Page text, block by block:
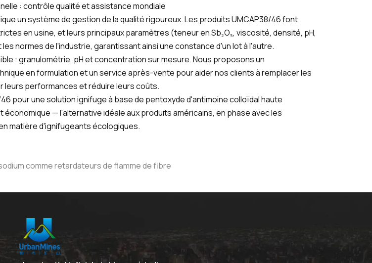
: contrôle qualité et assistance mondiale
un système de gestion de la qualité rigoureux. Les produits UMCAP38/46 font
en usine, et leurs principaux paramètres (teneur en Sb₂O₅, viscosité, densité, pH,
normes de l'industrie, garantissant ainsi une constance d'un lot à l'autre.
: granulométrie, pH et concentration sur mesure. Nous proposons un
en formulation et un service après-vente pour aider nos clients à remplacer les
leurs performances et réduire leurs coûts.
pour une solution ignifuge à base de pentoxyde d'antimoine colloïdal haute
— l'alternative idéale aux produits américains, en phase avec les
matière d'ignifugeants écologiques.
comme retardateurs de flamme de fibre